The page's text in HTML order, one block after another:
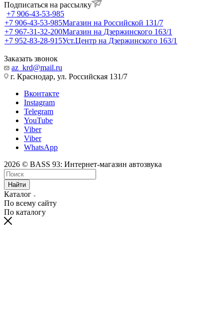
Подписаться на рассылку
+7 906-43-53-985
+7 906-43-53-985Магазин на Российской 131/7
+7 967-31-32-200Магазин на Дзержинского 163/1
+7 952-83-28-915Уст.Центр на Дзержинского 163/1
Заказать звонок
az_krd@mail.ru
г. Краснодар, ул. Российская 131/7
Вконтакте
Instagram
Telegram
YouTube
Viber
Viber
WhatsApp
2026 © BASS 93: Интернет-магазин автозвука
Найти
Каталог
По всему сайту
По каталогу